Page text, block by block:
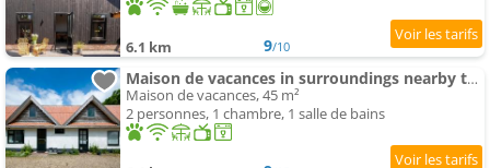
6.1 km 9/10
Maison de vacances in surroundings nearby the coast
Maison de vacances, 45 m²
2 personnes, 1 chambre, 1 salle de bains